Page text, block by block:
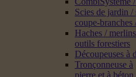
Scies de jardin /
coupe-branches
Haches /
outils forestiers
Découpeuses à
Tronçonneuse à
pierre et à béton